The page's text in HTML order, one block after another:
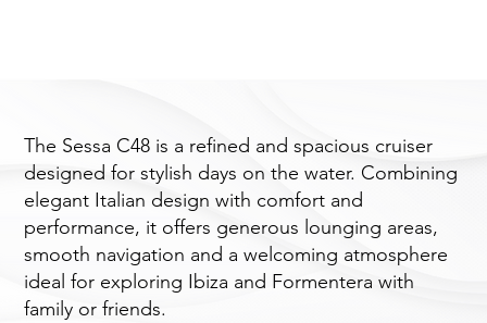
The Sessa C48 is a refined and spacious cruiser
designed for stylish days on the water. Combining
elegant Italian design with comfort and
performance, it offers generous lounging areas,
smooth navigation and a welcoming atmosphere
ideal for exploring Ibiza and Formentera with
family or friends.